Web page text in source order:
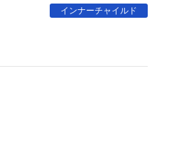
インナーチャイルド